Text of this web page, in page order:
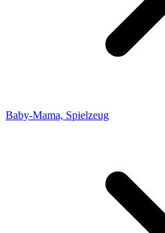
Baby-Mama, Spielzeug